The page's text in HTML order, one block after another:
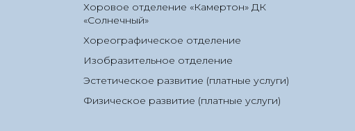
Хоровое отделение «Камертон» ДК
«Солнечный»
Хореографическое отделение
Изобразительное отделение
Эстетическое развитие (платные услуги)
Физическое развитие (платные услуги)